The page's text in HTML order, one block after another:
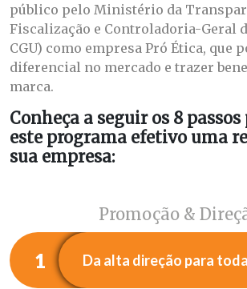
público pelo Ministério da
Fiscalização e Controladoria-Geral
CGU) como empresa Pró Ética, que
diferencial no mercado e trazer
marca.
Conheça a seguir os 8
este programa efetivo uma
sua empresa:
Promoção &
1 Da alta direção para